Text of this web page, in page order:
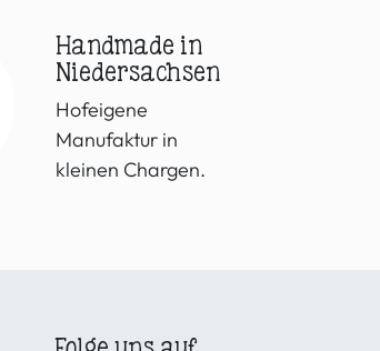
Handmade in
Niedersachsen
Hofeigene
Manufaktur in
kleinen Chargen.